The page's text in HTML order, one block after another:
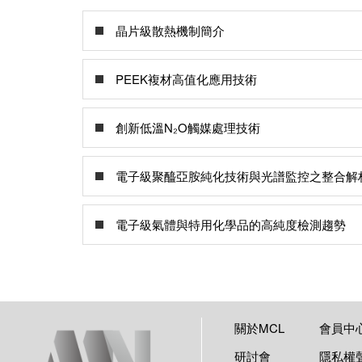
晶片級散熱機制簡介
PEEK複材高值化應用技術
創新低溫N₂O觸媒處理技術
電子級聚醯亞胺純化技術與光譜監控之整合解
電子級氣體與特用化學品的高純度檢測趨勢
關於MCL
會員中
研討會
隱私權